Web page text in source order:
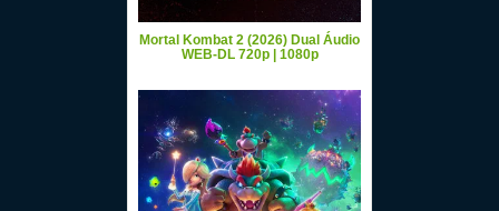
Mortal Kombat 2 (2026) Dual Áudio
WEB-DL 720p | 1080p